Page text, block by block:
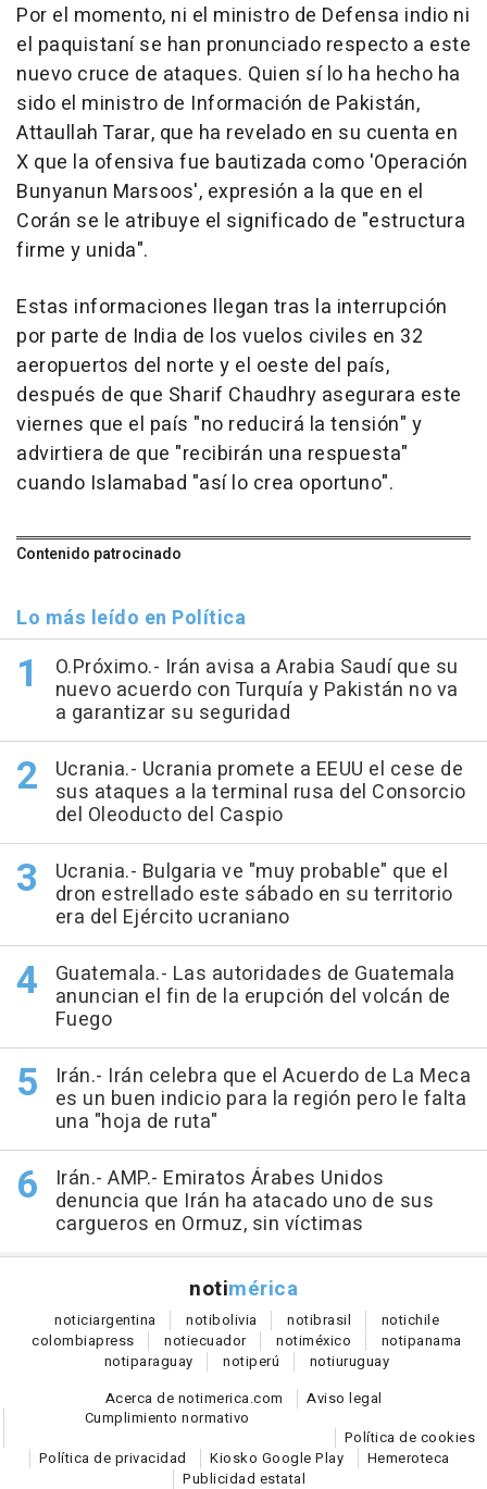
Por el momento, ni el ministro de Defensa indio ni
el paquistaní se han pronunciado respecto a este
nuevo cruce de ataques. Quien sí lo ha hecho ha
sido el ministro de Información de Pakistán,
Attaullah Tarar, que ha revelado en su cuenta en
X que la ofensiva fue bautizada como 'Operación
Bunyanun Marsoos', expresión a la que en el
Corán se le atribuye el significado de "estructura
firme y unida".
Estas informaciones llegan tras la interrupción
por parte de India de los vuelos civiles en 32
aeropuertos del norte y el oeste del país,
después de que Sharif Chaudhry asegurara este
viernes que el país "no reducirá la tensión" y
advirtiera de que "recibirán una respuesta"
cuando Islamabad "así lo crea oportuno".
Contenido patrocinado
Lo más leído en Política
O.Próximo.- Irán avisa a Arabia Saudí que su
nuevo acuerdo con Turquía y Pakistán no va
a garantizar su seguridad
Ucrania.- Ucrania promete a EEUU el cese de
sus ataques a la terminal rusa del Consorcio
del Oleoducto del Caspio
Ucrania.- Bulgaria ve "muy probable" que el
dron estrellado este sábado en su territorio
era del Ejército ucraniano
Guatemala.- Las autoridades de Guatemala
anuncian el fin de la erupción del volcán de
Fuego
Irán.- Irán celebra que el Acuerdo de La Meca
es un buen indicio para la región pero le falta
una "hoja de ruta"
Irán.- AMP.- Emiratos Árabes Unidos
denuncia que Irán ha atacado uno de sus
cargueros en Ormuz, sin víctimas
notimérica
noticiargentina notibolivia notibrasil notichile
colombiapress notiecuador notiméxico notipanama
notiparaguay notiperú notiuruguay
Acerca de notimerica.com
Aviso legal
Cumplimiento normativo
Política de cookies
Política de privacidad
Kiosko Google Play
Hemeroteca
Publicidad estatal